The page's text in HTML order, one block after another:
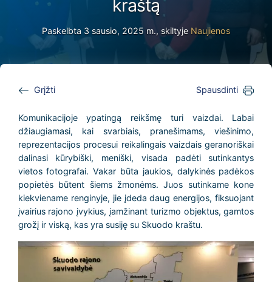
kraštą
Paskelbta 3 sausio, 2025 m., skiltyje Naujienos
Grįžti Spausdinti
Komunikacijoje ypatingą reikšmę turi vaizdai. Labai
džiaugiamasi, kai svarbiais, pranešimams, viešinimo,
reprezentacijos procesui reikalingais vaizdais geranoriškai
dalinasi kūrybiški, meniški, visada padėti sutinkantys
vietos fotografai. Vakar būta jaukios, dalykinės padėkos
popietės būtent šiems žmonėms. Juos sutinkame kone
kiekviename renginyje, jie įdeda daug energijos, fiksuojant
įvairius rajono įvykius, įamžinant turizmo objektus, gamtos
grožį ir viską, kas yra susiję su Skuodo kraštu.